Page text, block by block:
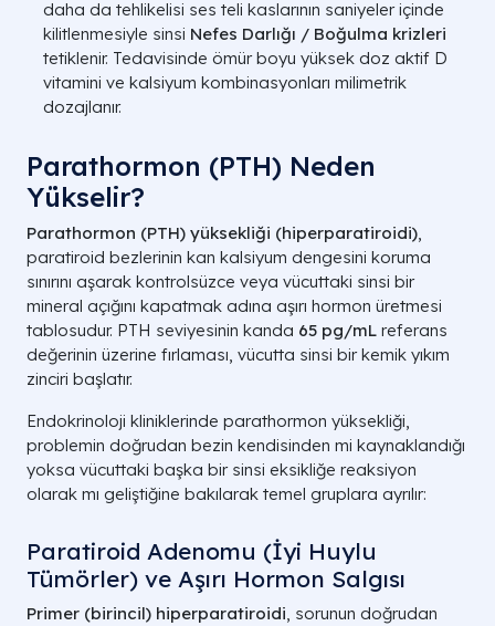
Bağırsak Epiteli
Böbrekte 1-Alfa-Hidroksilaz
aktivasyonu ve aktif D vitamini
(Kalsitriol) sentezi
Nihai Denge
A LİFE SAĞLIK GRUBU
daha da tehlikelisi ses teli kaslarının saniyeler içinde
kilitlenmesiyle sinsi Nefes Darlığı / Boğulma krizleri
tetiklenir. Tedavisinde ömür boyu yüksek doz aktif D
vitamini ve kalsiyum kombinasyonları milimetrik
dozajlanır.
Parathormon (PTH) Neden
Yükselir?
Parathormon (PTH) yüksekliği (hiperparatiroidi),
paratiroid bezlerinin kan kalsiyum dengesini koruma
sınırını aşarak kontrolsüzce veya vücuttaki sinsi bir
mineral açığını kapatmak adına aşırı hormon üretmesi
tablosudur. PTH seviyesinin kanda 65 pg/mL referans
değerinin üzerine fırlaması, vücutta sinsi bir kemik yıkım
zinciri başlatır.
Endokrinoloji kliniklerinde parathormon yüksekliği,
problemin doğrudan bezin kendisinden mi kaynaklandığı
yoksa vücuttaki başka bir sinsi eksikliğe reaksiyon
olarak mı geliştiğine bakılarak temel gruplara ayrılır:
Paratiroid Adenomu (İyi Huylu
Tümörler) ve Aşırı Hormon Salgısı
Primer (birincil) hiperparatiroidi, sorunun doğrudan